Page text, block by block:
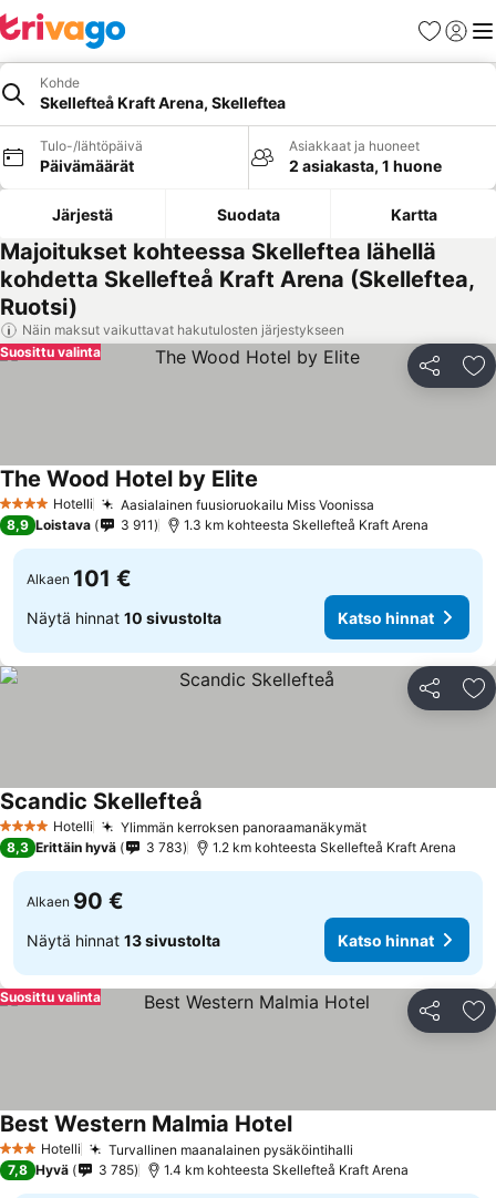
Suosikit
Kohde
Skellefteå Kraft Arena, Skelleftea
Tulo-/lähtöpäivä
Päivämäärät
Asiakkaat ja huoneet
2 asiakasta, 1 huone
Järjestä Suodata Kartta
Majoitukset kohteessa Skelleftea lähellä
kohdetta Skellefteå Kraft Arena (Skelleftea,
Ruotsi)
Näin maksut vaikuttavat hakutulosten järjestykseen
Jaa
Suosittu valinta
4 Tähtiluokitus
Hotelli Aasialainen fuusioruokailu Miss Voonissa
The Wood Hotel by Elite
8,9 Loistava 3 911 1.3 km kohteesta Skellefteå Kraft Arena
Alkaen 101 €
Näytä hinnat 10 sivustolta Katso hinnat
Jaa
4 Tähtiluokitus
Hotelli Ylimmän kerroksen panoraamanäkymätKatso hinnat
Scandic Skellefteå
8,3 Erittäin hyvä 3 783 1.2 km kohteesta Skellefteå Kraft Arena
Alkaen 90 €
Näytä hinnat 13 sivustolta Katso hinnat
Jaa
Suosittu valinta
3 Tähtiluokitus
Hotelli Turvallinen maanalainen pysäköintihalli
Best Western Malmia HotelKatso hinnat
7,8 Hyvä 3 785 1.4 km kohteesta Skellefteå Kraft Arena